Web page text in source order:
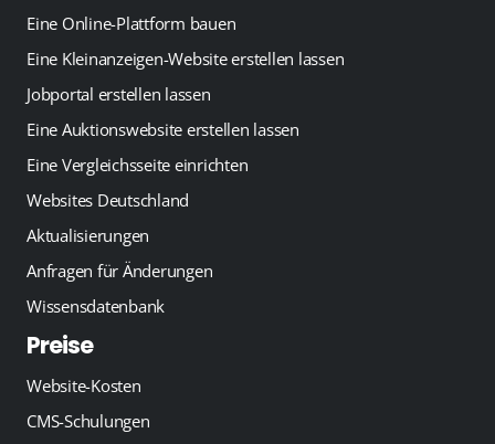
Eine Online-Plattform bauen
Eine Kleinanzeigen-Website erstellen lassen
Jobportal erstellen lassen
Eine Auktionswebsite erstellen lassen
Eine Vergleichsseite einrichten
Websites Deutschland
Aktualisierungen
Anfragen für Änderungen
Wissensdatenbank
Preise
Website-Kosten
CMS-Schulungen